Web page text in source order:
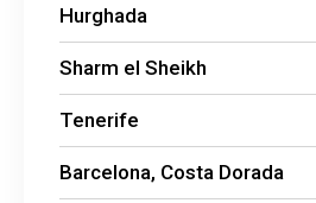
Hurghada
Sharm el Sheikh
Tenerife
Barcelona, Costa Dorada